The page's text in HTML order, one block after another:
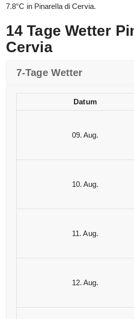
7.8°C in Pinarella di Cervia.
14 Tage Wetter
Cervia
7-Tage Wetter
Datum
09. Aug.
10. Aug.
11. Aug.
12. Aug.